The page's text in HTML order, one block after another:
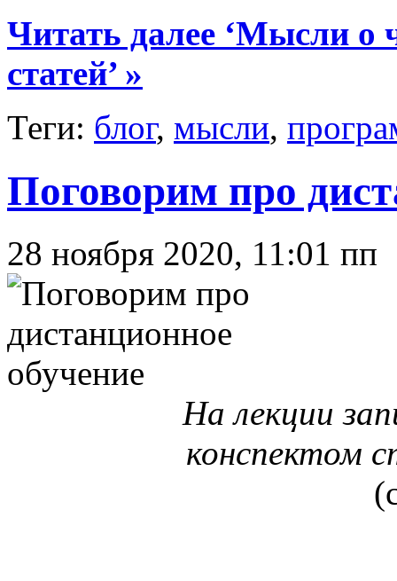
Читать далее ‘Мысли о
статей’ »
Теги: блог, мысли,
Поговорим про
28 ноября 2020, 11:01 пп
На лекции
конспектом